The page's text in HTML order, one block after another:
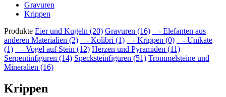
Gravuren
Krippen
Produkte Eier und Kugeln (20) Gravuren (16)
- Elefanten aus
anderen Materialien (2)
- Kolibri (1) - Krippen (0)
- Unikate
(1)
- Vogel auf Stein (12) Herzen und Pyramiden (11)
Serpentinfiguren (14) Specksteinfiguren (51) Trommelsteine und
Mineralien (16)
Krippen